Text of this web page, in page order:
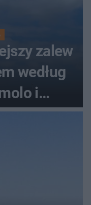
zalew
według
i